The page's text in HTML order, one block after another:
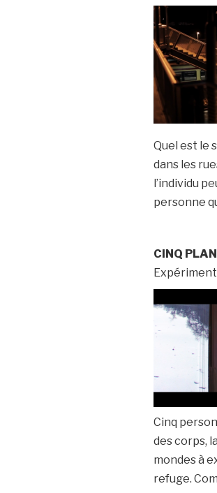
Quel est le
dans les
l’individu
personne
CINQ
Cinq
des corps,
mondes à
refuge.